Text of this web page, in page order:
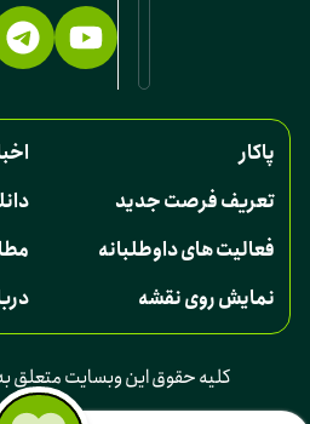
پاکار
تعریف فرصت جدید
فعالیت های داوطلبانه
نمایش روی نقشه
کلیه حقوق این وبسایت متعلق